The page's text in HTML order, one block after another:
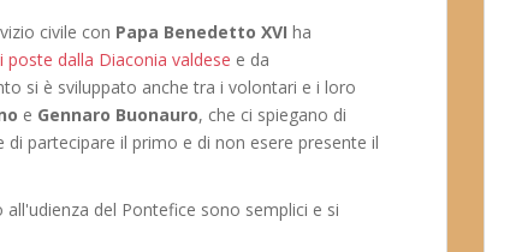
civile con Papa Benedetto XVI ha
poste dalla Diaconia valdese e da
si è sviluppato anche tra i volontari e i loro
e Gennaro Buonauro, che ci spiegano di
partecipare il primo e di non esere presente il
del Pontefice sono semplici e si